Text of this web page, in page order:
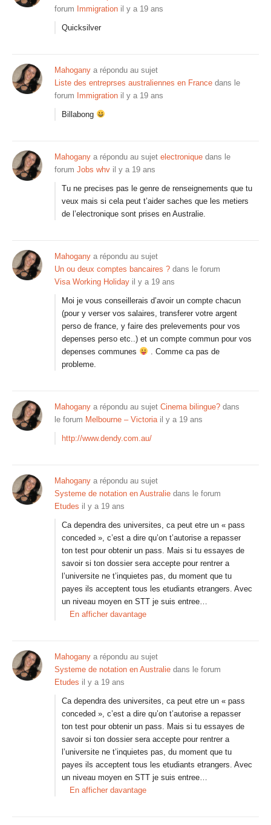
forum Immigration il y a 19 ans
Quicksilver
Mahogany a répondu au sujet
Liste des entreprses australiennes en France dans le
forum Immigration il y a 19 ans
Billabong
Mahogany a répondu au sujet electronique dans le
forum Jobs whv il y a 19 ans
Tu ne precises pas le genre de renseignements que tu
veux mais si cela peut t’aider saches que les metiers
de l’electronique sont prises en Australie.
Mahogany a répondu au sujet
Un ou deux comptes bancaires ? dans le forum
Visa Working Holiday il y a 19 ans
Moi je vous conseillerais d’avoir un compte chacun
(pour y verser vos salaires, transferer votre argent
perso de france, y faire des prelevements pour vos
depenses perso etc..) et un compte commun pour vos
depenses communes
. Comme ca pas de
probleme.
Mahogany a répondu au sujet Cinema bilingue? dans
le forum Melbourne – Victoria il y a 19 ans
http://www.dendy.com.au/
Mahogany a répondu au sujet
Systeme de notation en Australie dans le forum
Etudes il y a 19 ans
Ca dependra des universites, ca peut etre un « pass
conceded », c’est a dire qu’on t’autorise a repasser
ton test pour obtenir un pass. Mais si tu essayes de
savoir si ton dossier sera accepte pour rentrer a
l’universite ne t’inquietes pas, du moment que tu
payes ils acceptent tous les etudiants etrangers. Avec
un niveau moyen en STT je suis entree…
En afficher davantage
Mahogany a répondu au sujet
Systeme de notation en Australie dans le forum
Etudes il y a 19 ans
Ca dependra des universites, ca peut etre un « pass
conceded », c’est a dire qu’on t’autorise a repasser
ton test pour obtenir un pass. Mais si tu essayes de
savoir si ton dossier sera accepte pour rentrer a
l’universite ne t’inquietes pas, du moment que tu
payes ils acceptent tous les etudiants etrangers. Avec
un niveau moyen en STT je suis entree…
En afficher davantage